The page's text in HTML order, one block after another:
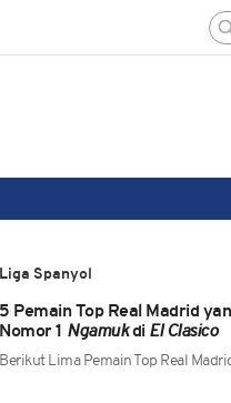
Liga Spanyol
5 Pemain Top Real Madrid
Nomor 1 Ngamukdi El Clasico
Berikut Lima Pemain Top Real